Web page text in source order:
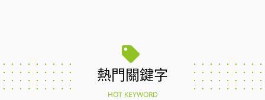
熱門關鍵字
HOT KEYWORD